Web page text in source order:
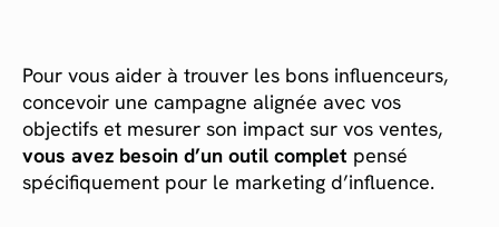
Pour vous aider à trouver les bons influenceurs,
concevoir une campagne alignée avec vos
objectifs et mesurer son impact sur vos ventes,
vous avez besoin d’un outil complet pensé
spécifiquement pour le marketing d’influence.